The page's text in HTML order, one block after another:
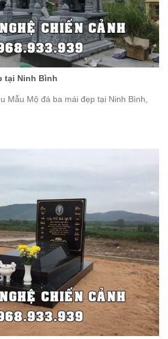
tại Ninh Bình
Mẫu Mộ đá ba mái đẹp tại Ninh Bình,